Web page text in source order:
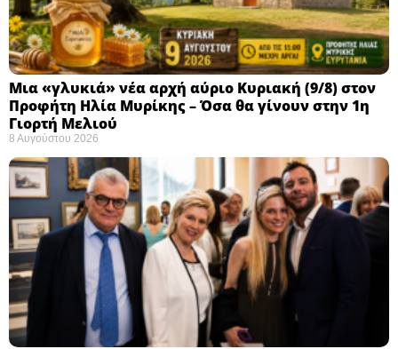
Μια «γλυκιά» νέα αρχή αύριο Κυριακή (9/8) στον
Προφήτη Ηλία Μυρίκης – Όσα θα γίνουν στην 1η
Γιορτή Μελιού
8 Αυγούστου 2026